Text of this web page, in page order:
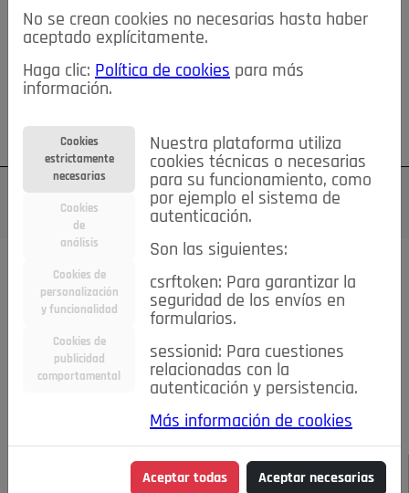
NOTICIAS SERVICIOS DE INTERÉS
TABLÓN DE ANUNCIOS MIS ANUNCIOS CONTACTO
NOSOTROS
Su cuenta Regístrese ¿Olvidó su contraseña?
Todas las noticias..
#TePrestoMisOjos Caridad
Ciencia&Tecnología
Economía
Entretenimiento
Estilo de Vida
Internacional
Madrid Opinión IN
Pozuelo de Alarcón
Salud 🔴 En Directo
NOTICIAS
Hoy tendrán lugar
No se crean cookies no necesarias hasta haber
aceptado explícitamente.
Haga clic: Política de cookies para más
información.
Cookies
estrictamente
necesarias
Cookies
de
análisis
Cookies de
personalización
y funcionalidad
Cookies de
publicidad
comportamental
Nuestra plataforma utiliza
cookies técnicas o necesarias
para su funcionamiento, como
por ejemplo el sistema de
autenticación.
Son las siguientes:
csrftoken: Para garantizar la
seguridad de los envíos en
formularios.
sessionid: Para cuestiones
relacionadas con la
autenticación y persistencia.
Más información de cookies
Aceptar todas Aceptar necesarias